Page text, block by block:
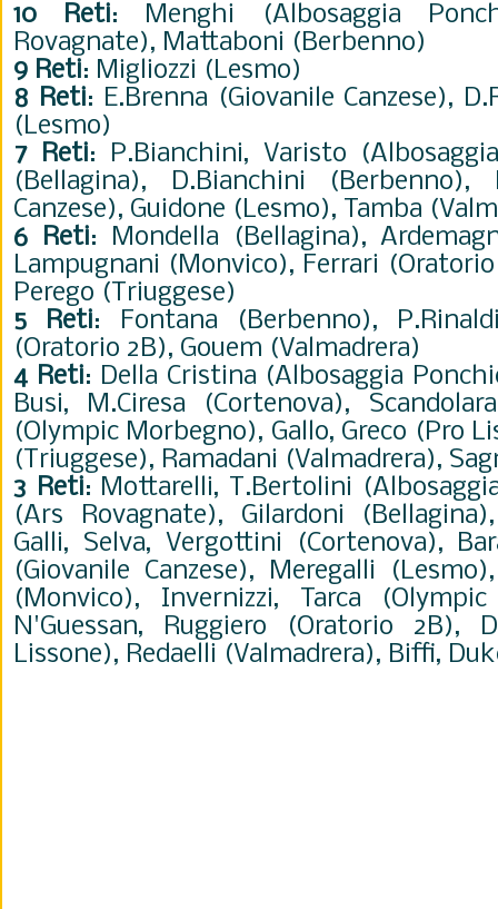
10 Reti: Menghi (Albosaggia
Rovagnate), Mattaboni (Berbenno)
9 Reti: Migliozzi (Lesmo)
8 Reti: E.Brenna (Giovanile Canzese),
(Lesmo)
7 Reti: P.Bianchini, Varisto
(Bellagina), D.Bianchini (Berbenno),
Canzese), Guidone (Lesmo), Tamba
6 Reti: Mondella (Bellagina),
Lampugnani (Monvico), Ferrari
Perego (Triuggese)
5 Reti: Fontana (Berbenno),
(Oratorio 2B), Gouem (Valmadrera)
4 Reti: Della Cristina (Albosaggia
Busi, M.Ciresa (Cortenova),
(Olympic Morbegno), Gallo, Greco (Pro
(Triuggese), Ramadani (Valmadrera),
3 Reti: Mottarelli, T.Bertolini
(Ars Rovagnate), Gilardoni
Galli, Selva, Vergottini (Cortenova),
(Giovanile Canzese), Meregalli
(Monvico), Invernizzi, Tarca
N'Guessan, Ruggiero (Oratorio 2B),
Lissone), Redaelli (Valmadrera), Biffi,